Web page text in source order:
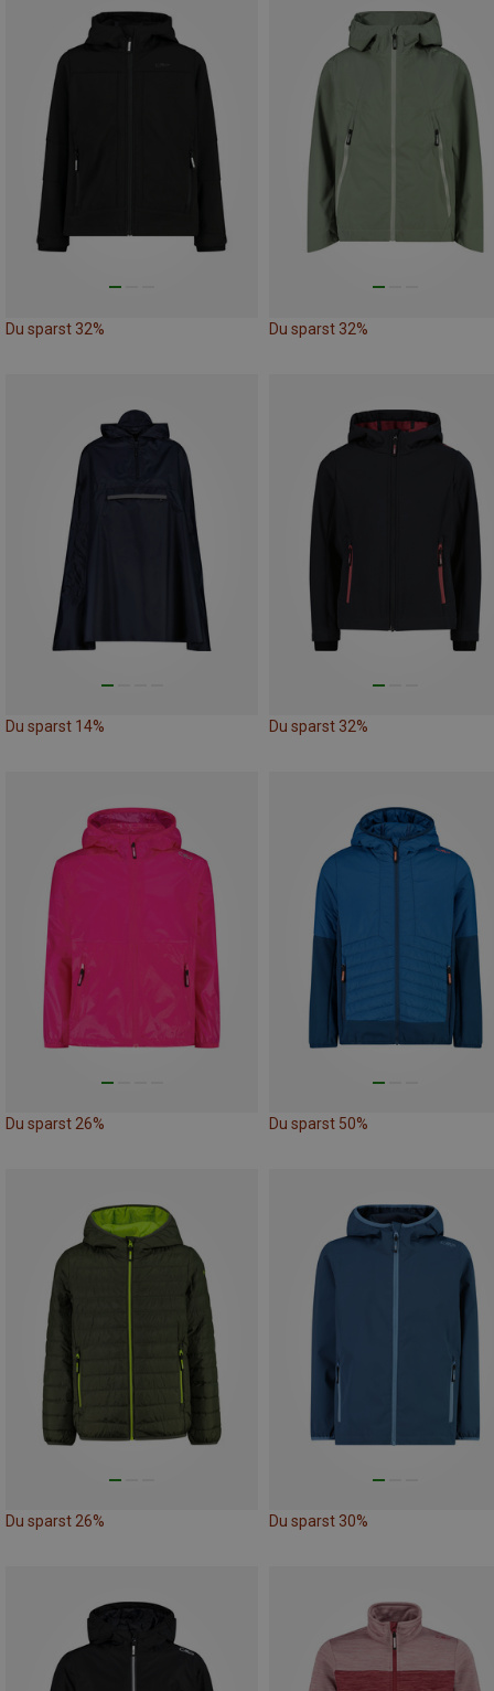
Du sparst 32% Du sparst 32%
Du sparst 14% Du sparst 32%
Du sparst 26% Du sparst 50%
Du sparst 26% Du sparst 30%